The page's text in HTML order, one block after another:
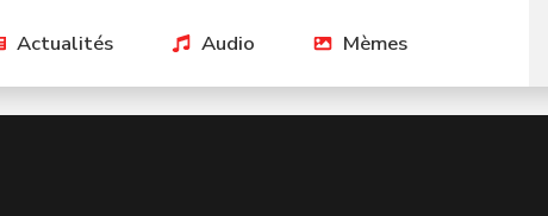
Actualités Audio Mèmes